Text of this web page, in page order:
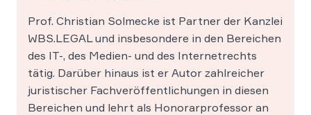
Prof. Christian Solmecke ist Partner der Kanzlei
WBS.LEGAL und insbesondere in den Bereichen
des IT-, des Medien- und des Internetrechts
tätig. Darüber hinaus ist er Autor zahlreicher
juristischer Fachveröffentlichungen in diesen
Bereichen und lehrt als Honorarprofessor an